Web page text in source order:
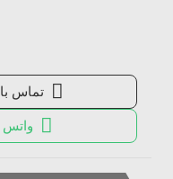
تماس با دفتر:
واتس اپ: